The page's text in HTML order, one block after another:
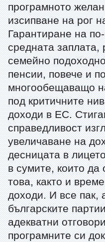
програмното
изсипване на рог
Гарантиране на
средната
семейно
пенсии, повече и
многообещаващо
под критичните
доходи в ЕС.
справедливост
увеличаване на
десницата в
в сумите, които да
това, както и
доходи. И все пак,
българските
адекватни
програмните си